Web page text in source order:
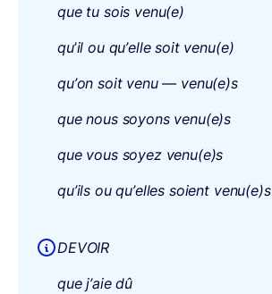
que tu sois venu(e)
qu’il ou qu’elle soit venu(e)
qu’on soit venu — venu(e)s
que nous soyons venu(e)s
que vous soyez venu(e)s
qu’ils ou qu’elles soient venu(e)s
DEVOIR
que j’aie dû